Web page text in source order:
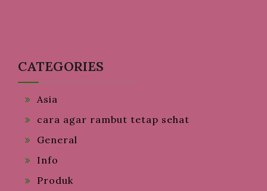
CATEGORIES
Asia
cara agar rambut tetap sehat
General
Info
Produk